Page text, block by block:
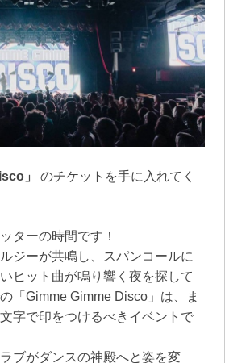
」
のチケットを手に入れてく
ターの時間です！
ジーが共鳴し、スパンコールに
ヒット曲が鳴り響く夜を探して
「Gimme Gimme Disco」は、ま
字で印をつけるべきイベントで
ブがダンスの神殿へと姿を変